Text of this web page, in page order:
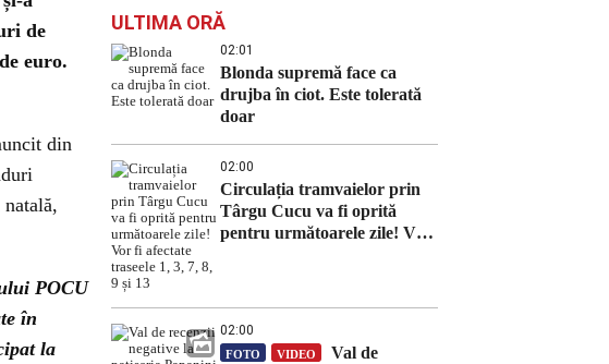
de
euro.
din
POCU
în
la
ULTIMA ORĂ
02:01
Blonda supremă face ca
drujba în ciot. Este tolerată
doar
02:00
Circulația tramvaielor prin
Târgu Cucu va fi oprită
pentru următoarele zile! Vor
02:00
FOTO VIDEO
Val de